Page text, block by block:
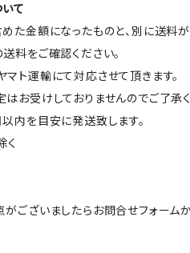
て
た金額になったものと、別に送料
料をご確認ください。
ト運輸にて対応させて頂きます。
お受けしておりませんのでご了承く
内を目安に発送致します。
く
ございましたらお問合せフォームか